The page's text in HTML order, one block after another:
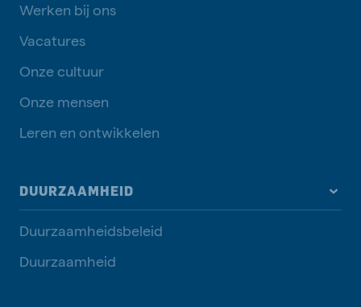
Werken bij ons
Vacatures
Onze cultuur
Onze mensen
Leren en ontwikkelen
DUURZAAMHEID
Duurzaamheidsbeleid
Duurzaamheid